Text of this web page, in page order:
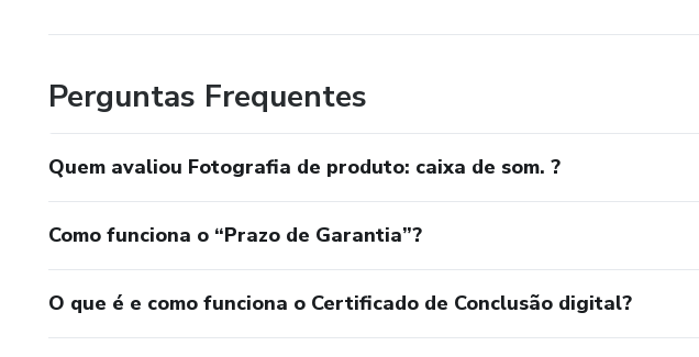
Perguntas Frequentes
Quem avaliou Fotografia de produto: caixa de som. ?
Como funciona o “Prazo de Garantia”?
O que é e como funciona o Certificado de Conclusão digital?